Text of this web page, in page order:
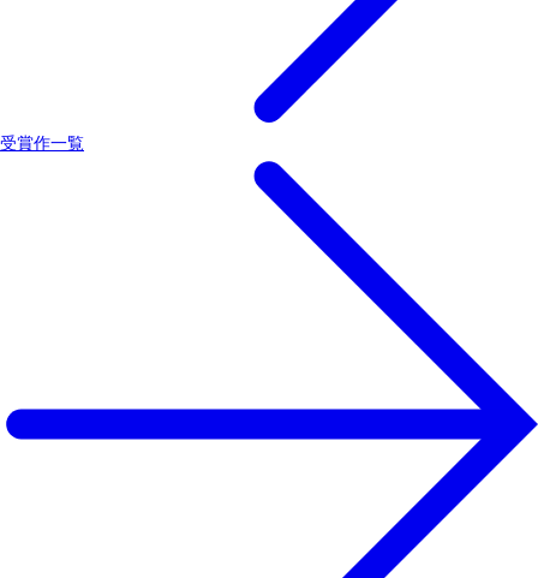
受賞作一覧